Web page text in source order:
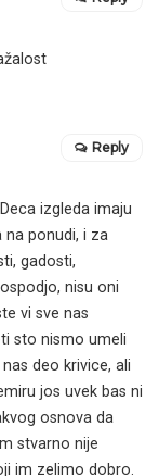
izgleda imaju
na ponudi, i za
gadosti,
nisu oni
vi sve nas
sto nismo umeli
deo krivice, ali
jos uvek bas ni
osnova da
stvarno nije
im zelimo dobro.
Reply